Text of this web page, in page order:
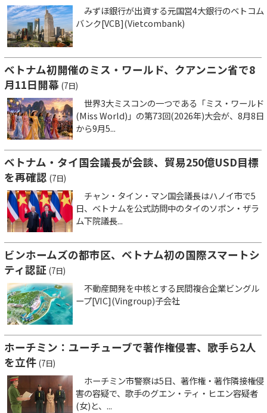
みずほ銀行が出資する元国営4大銀行のベトコム
バンク[VCB](Vietcombank)
ベトナム初開催のミス・ワールド、クアンニン省で8
月11日開幕 (7日)
世界3大ミスコンの一つである「ミス・ワールド
(Miss World)」の第73回(2026年)大会が、8月8日
から9月5...
ベトナム・タイ国会議長が会談、貿易250億USD目標
を再確認 (7日)
チャン・タイン・マン国会議長はハノイ市で5
日、ベトナムを公式訪問中のタイのソポン・ザラ
ム下院議長...
ビンホームズの都市区、ベトナム初の国際スマートシ
ティ認証 (7日)
不動産開発を中核とする民間複合企業ビングル
ープ[VIC](Vingroup)子会社
ホーチミン：ユーチューブで著作権侵害、歌手ら2人
を立件 (7日)
ホーチミン市警察は5日、著作権・著作隣接権侵
害の容疑で、歌手のグエン・ティ・ヒエン容疑者
(女)と、...